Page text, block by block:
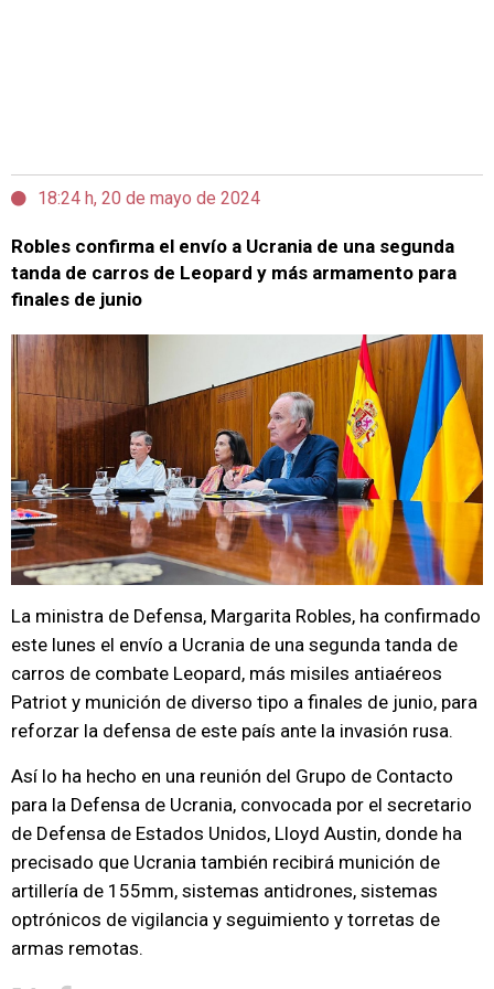
18:24 h, 20 de mayo de 2024
Robles confirma el envío a Ucrania de una segunda
tanda de carros de Leopard y más armamento para
finales de junio
La ministra de Defensa, Margarita Robles, ha confirmado
este lunes el envío a Ucrania de una segunda tanda de
carros de combate Leopard, más misiles antiaéreos
Patriot y munición de diverso tipo a finales de junio, para
reforzar la defensa de este país ante la invasión rusa.
Así lo ha hecho en una reunión del Grupo de Contacto
para la Defensa de Ucrania, convocada por el secretario
de Defensa de Estados Unidos, Lloyd Austin, donde ha
precisado que Ucrania también recibirá munición de
artillería de 155mm, sistemas antidrones, sistemas
optrónicos de vigilancia y seguimiento y torretas de
armas remotas.